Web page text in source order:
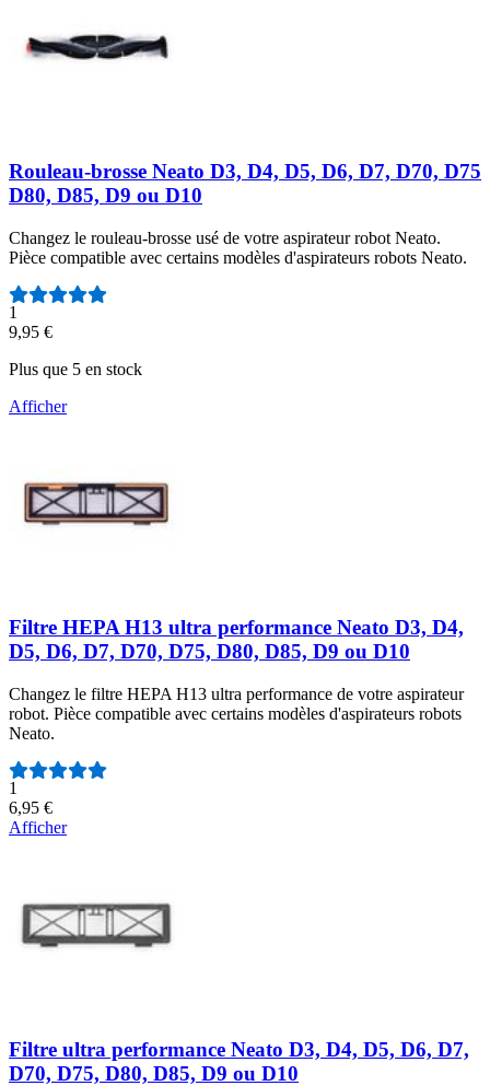
Rouleau-brosse Neato D3, D4, D5, D6, D7, D70, D75
D80, D85, D9 ou D10
Changez le rouleau-brosse usé de votre aspirateur robot Neato.
Pièce compatible avec certains modèles d'aspirateurs robots Neato.
Nombre d'avis :
1
9,95 €
Plus que 5 en stock
Afficher
Filtre HEPA H13 ultra performance Neato D3, D4,
D5, D6, D7, D70, D75, D80, D85, D9 ou D10
Changez le filtre HEPA H13 ultra performance de votre aspirateur
robot. Pièce compatible avec certains modèles d'aspirateurs robots
Neato.
Nombre d'avis :
1
6,95 €
Afficher
Filtre ultra performance Neato D3, D4, D5, D6, D7,
D70, D75, D80, D85, D9 ou D10